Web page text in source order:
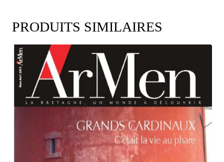
PRODUITS SIMILAIRES